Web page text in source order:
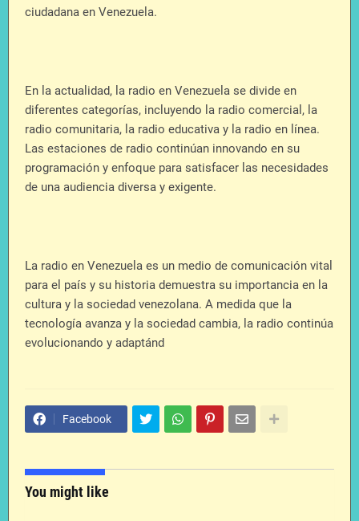
ciudadana en Venezuela.
En la actualidad, la radio en Venezuela se divide en
diferentes categorías, incluyendo la radio comercial, la
radio comunitaria, la radio educativa y la radio en línea.
Las estaciones de radio continúan innovando en su
programación y enfoque para satisfacer las necesidades
de una audiencia diversa y exigente.
La radio en Venezuela es un medio de comunicación vital
para el país y su historia demuestra su importancia en la
cultura y la sociedad venezolana. A medida que la
tecnología avanza y la sociedad cambia, la radio continúa
evolucionando y adaptánd
Facebook
You might like